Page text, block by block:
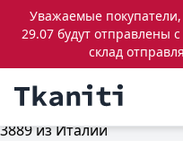
Уважаемые
29.07 будут отправлены
склад